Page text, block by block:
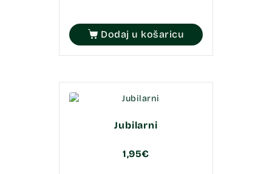
Dodaj u košaricu
Jubilarni
1,95€